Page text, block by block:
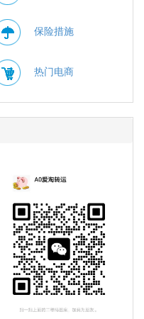
保险措施
热门电商